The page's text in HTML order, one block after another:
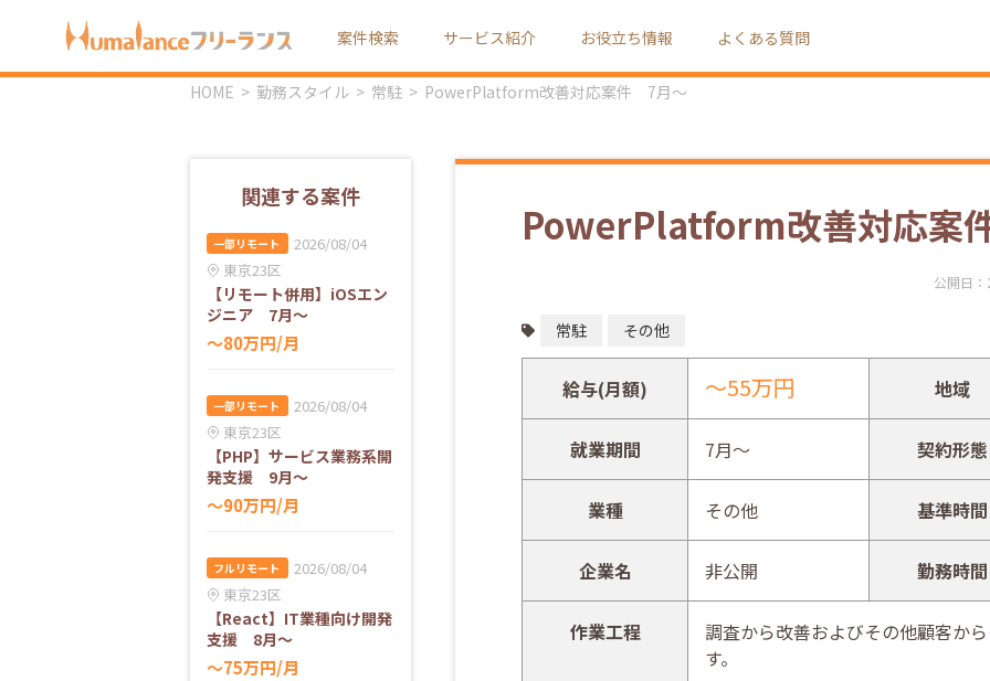
案件検索 サービス紹介 お役立ち情報 よくある質問
HOME 勤務スタイル 常駐 PowerPlatform改善対応案件 7月～
関連する案件
一部リモート
2026/08/04
東京23区
【リモート併用】iOSエン
ジニア 7月～
〜80万円/月
一部リモート
2026/08/04
東京23区
【PHP】サービス業務系開
発支援 9月～
〜90万円/月
フルリモート
2026/08/04
東京23区
【React】IT業種向け開発
支援 8月～
〜75万円/月
PowerPlatform改善対応案
公開日：
常駐 その他
給与(月額) ～55万円 地域
就業期間 7月～ 契約形態
業種 その他 基準時間
企業名 非公開 勤務時間
作業工程
調査から改善およびその他顧客か
す。